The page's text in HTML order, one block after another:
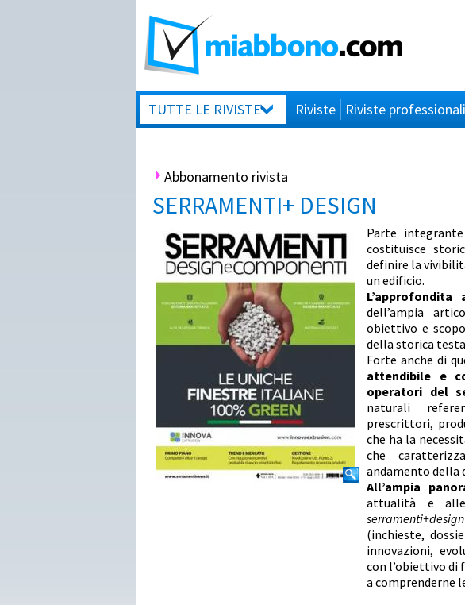
TUTTE LE RIVISTE Riviste Riviste professionali
Abbonamento rivista
SERRAMENTI+ DESIGN
Parte
costituisce
definire la
un edificio.
dell’ampia
obiettivo e
della storica
Forte anche di
attendibile e
operatori del
naturali
prescrittori,
che ha la
che
andamento della
All’ampia
attualità e
serramenti+design
(inchieste,
innovazioni,
con l’obiettivo
a comprenderne